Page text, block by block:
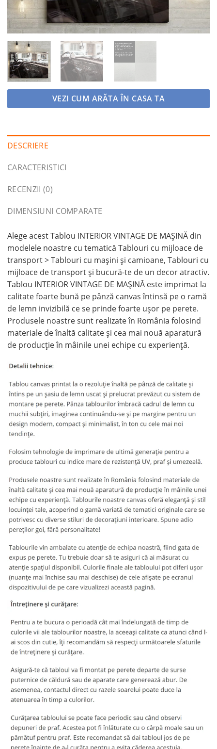
VEZI CUM ARĂTA ÎN CASA TA
DESCRIERE
CARACTERISTICI
RECENZII (0)
DIMENSIUNI COMPARATE
Alege acest Tablou INTERIOR VINTAGE DE MAȘINĂ din
modelele noastre cu tematică Tablouri cu mijloace de
transport > Tablouri cu maşini şi camioane, Tablouri cu
mijloace de transport și bucură-te de un decor atractiv.
Tablou INTERIOR VINTAGE DE MAȘINĂ este imprimat la
calitate foarte bună pe pânză canvas întinsă pe o ramă
de lemn invizibilă ce se prinde foarte ușor pe perete.
Produsele noastre sunt realizate în România folosind
materiale de înaltă calitate și cea mai nouă aparatură
de producție în mâinile unei echipe cu experiență.